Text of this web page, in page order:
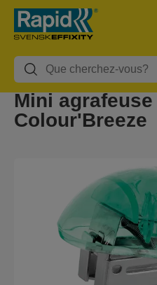
Mini agrafeuse
Colour'Breeze